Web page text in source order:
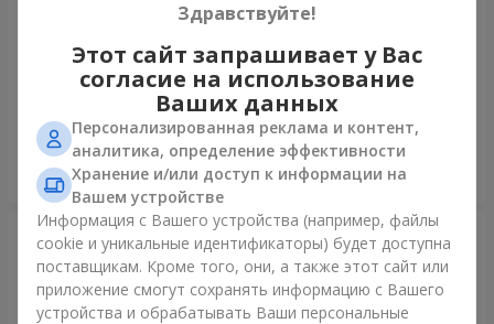
Шарики "Цифры"
Заказать
Микс смайлов "C Днем
Рождения"
Заказать
Здравствуйте!
Этот сайт запрашивает у Вас
согласие на использование
Ваших данных
Персонализированная реклама и контент,
аналитика, определение эффективности
Хранение и/или доступ к информации на
Вашем устройстве
Информация с Вашего устройства (например, файлы
cookie и уникальные идентификаторы) будет доступна
поставщикам. Кроме того, они, а также этот сайт или
приложение смогут сохранять информацию с Вашего
устройства и обрабатывать Ваши персональные